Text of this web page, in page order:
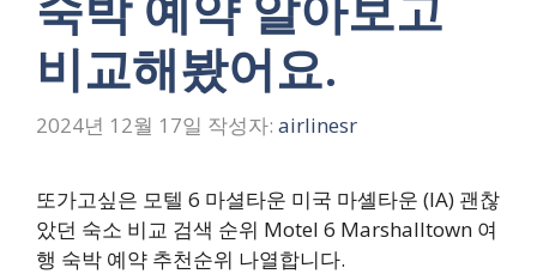
비교해봤어요.
2024년 12월 17일 작성자: airlinesr
또가고싶은 모텔 6 마셜타운 미국 마셸타운 (IA) 괜찮
았던 숙소 비교 검색 순위 Motel 6 Marshalltown 여
행 숙박 예약 추천순위 나열합니다.